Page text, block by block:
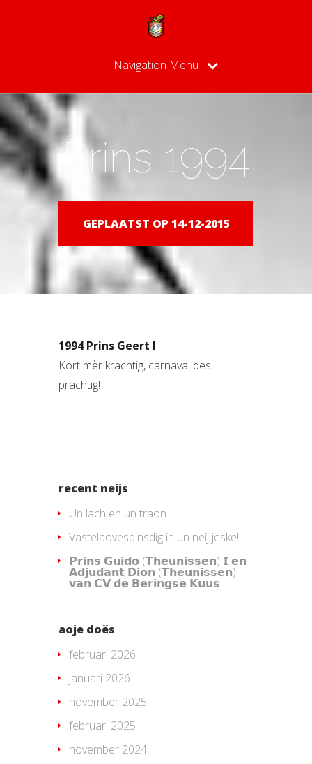
Navigation Menu
Prins 1994
GEPLAATST OP 14-12-2015
1994 Prins Geert I
Kort mèr krachtig, carnaval des
prachtig!
recent neijs
Un lach en un traon
Vastelaovesdinsdig in un neij jeske!
𝗣𝗿𝗶𝗻𝘀 𝗚𝘂𝗶𝗱𝗼 (𝗧𝗵𝗲𝘂𝗻𝗶𝘀𝘀𝗲𝗻) 𝗜 𝗲𝗻
𝗔𝗱𝗷𝘂𝗱𝗮𝗻𝘁 𝗗𝗶𝗼𝗻 (𝗧𝗵𝗲𝘂𝗻𝗶𝘀𝘀𝗲𝗻)
𝘃𝗮𝗻 𝗖𝗩 𝗱𝗲 𝗕𝗲𝗿𝗶𝗻𝗴𝘀𝗲 𝗞𝘂𝘂𝘀!
aoje doës
februari 2026
januari 2026
november 2025
februari 2025
november 2024